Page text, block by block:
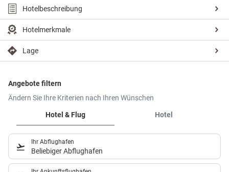
Hotelbeschreibung
Hotelmerkmale
Lage
Angebote filtern
Ändern Sie Ihre Kriterien nach Ihren Wünschen
Hotel & Flug
Hotel
Ihr Abflughafen
Beliebiger Abflughafen